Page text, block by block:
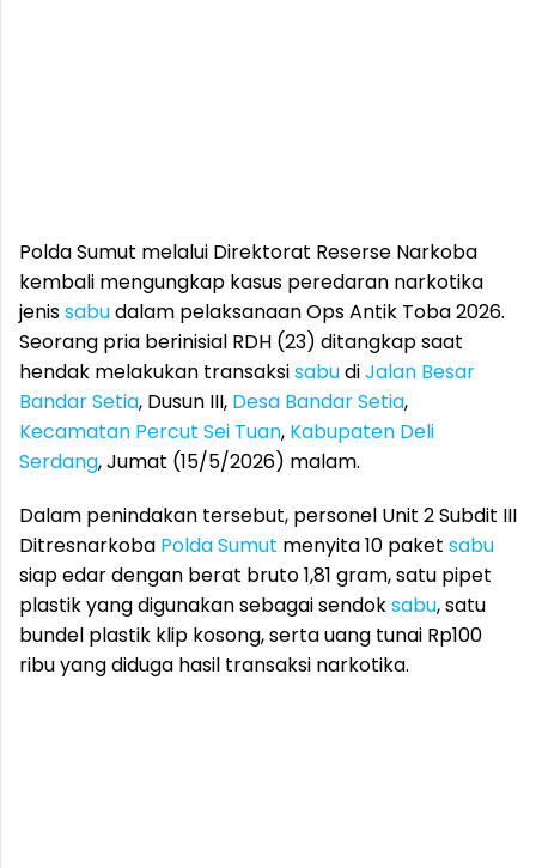
Polda Sumut melalui Direktorat Reserse Narkoba
kembali mengungkap kasus peredaran narkotika
jenissabudalam pelaksanaan Ops Antik Toba 2026.
Seorang pria berinisial RDH (23) ditangkap saat
hendak melakukan transaksisabudiJalan Besar
Bandar Setia, Dusun III, Desa Bandar Setia,
Kecamatan Percut Sei Tuan, Kabupaten Deli
Serdang, Jumat (15/5/2026) malam.
Dalam penindakan tersebut, personel Unit 2 Subdit III
Ditresnarkoba Polda Sumut menyita 10 paket sabu
siap edar dengan berat bruto 1,81 gram, satu pipet
plastik yang digunakan sebagai sendoksabu, satu
bundel plastik klip kosong, serta uang tunai Rp100
ribu yang diduga hasil transaksi narkotika.